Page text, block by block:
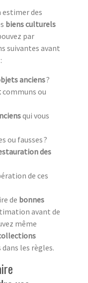
estimer des
biens culturels
par
suivantes avant
:
anciens?
communs ou
qui vous
ou fausses ?
des
de ces
de bonnes
avant de
même
les règles.